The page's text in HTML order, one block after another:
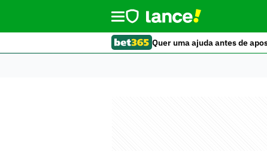
Quer uma ajuda antes de